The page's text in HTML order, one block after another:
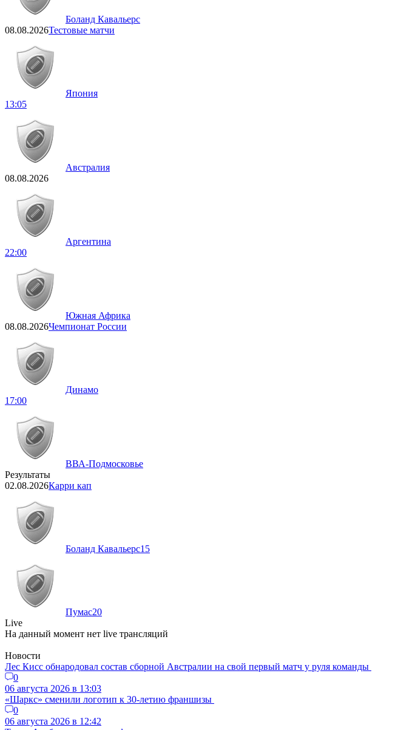
Боланд Кавальерс
08.08.2026Тестовые матчи
Япония
13:05
Австралия
08.08.2026
Аргентина
22:00
Южная Африка
08.08.2026Чемпионат России
Динамо
17:00
ВВА-Подмосковье
Результаты
02.08.2026Карри кап
Боланд Кавальерс15
Пумас20
Live
На данный момент нет live трансляций
Новости
Лес Кисс обнародовал состав сборной Австралии на свой первый матч у руля команды
0
06 августа 2026 в 13:03
«Шаркс» сменили логотип к 30-летию франшизы
0
06 августа 2026 в 12:42